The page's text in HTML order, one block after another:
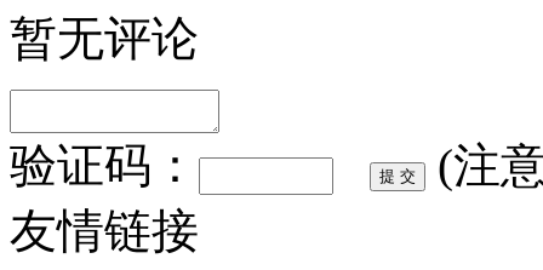
暂无评论
验证码：
(注
友情链接